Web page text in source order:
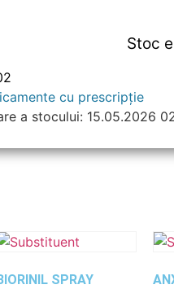
Stoc
cu prescripție
a stocului: 15.05.2026
SPRAY